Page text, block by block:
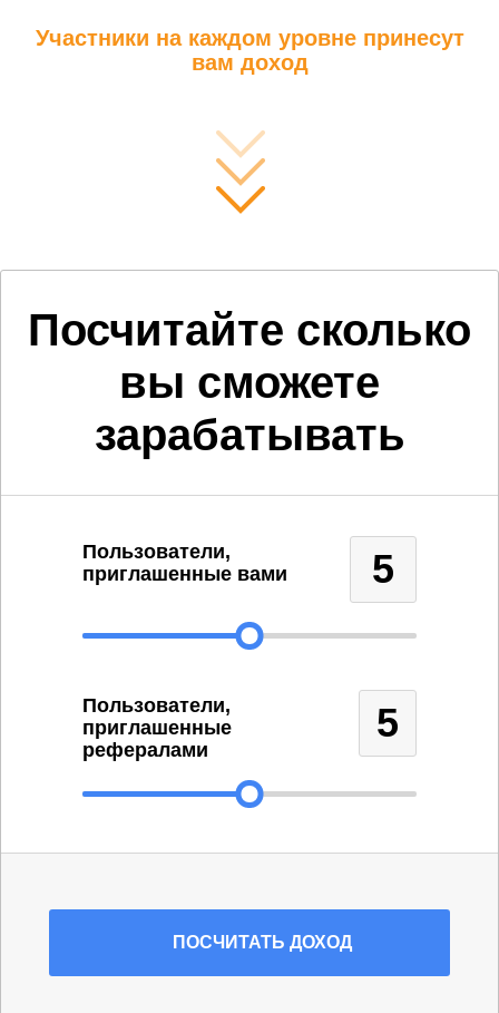
Участники на каждом уровне принесут
вам доход
Посчитайте сколько
вы сможете
зарабатывать
Пользователи,
приглашенные вами
5
Пользователи,
приглашенные
рефералами
5
ПОСЧИТАТЬ ДОХОД